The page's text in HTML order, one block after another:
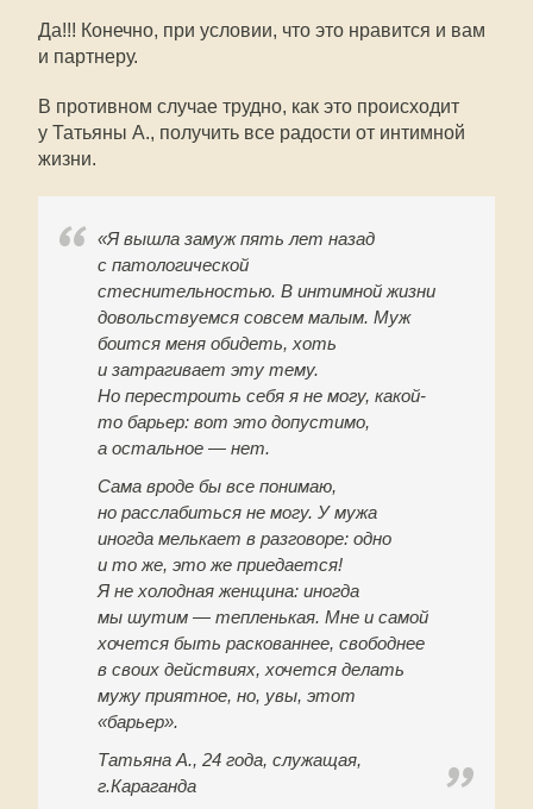
Да!!! Конечно, при условии, что это нравится и вам
и партнеру.
В противном случае трудно, как это происходит
у Татьяны А., получить все радости от интимной
жизни.
«Я вышла замуж пять лет назад
с патологической
стеснительностью. В интимной жизни
довольствуемся совсем малым. Муж
боится меня обидеть, хоть
и затрагивает эту тему.
Но перестроить себя я не могу, какой-
то барьер: вот это допустимо,
а остальное — нет.
Сама вроде бы все понимаю,
но расслабиться не могу. У мужа
иногда мелькает в разговоре: одно
и то же, это же приедается!
Я не холодная женщина: иногда
мы шутим — тепленькая. Мне и самой
хочется быть раскованнее, свободнее
в своих действиях, хочется делать
мужу приятное, но, увы, этот
«барьер».
Татьяна А., 24 года, служащая,
г.Караганда